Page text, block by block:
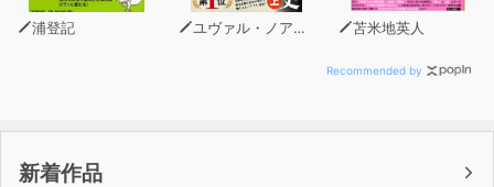
浦登記 ユヴァル・ノア・ハラリ 苫米地英人
Recommended by
新着作品